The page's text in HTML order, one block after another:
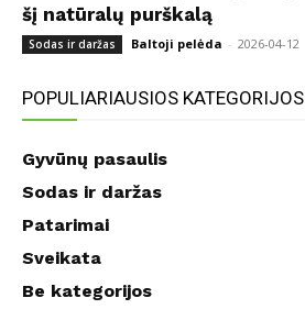
šį natūralų purškalą
Sodas ir daržas Baltoji pelėda - 2026-04-12
POPULIARIAUSIOS KATEGORIJOS
Gyvūnų pasaulis
Sodas ir daržas
Patarimai
Sveikata
Be kategorijos